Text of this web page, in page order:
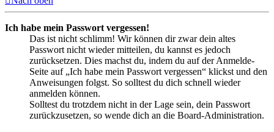
Ich habe mein Passwort vergessen!
Das ist nicht schlimm! Wir können dir zwar dein altes
Passwort nicht wieder mitteilen, du kannst es jedoch
zurücksetzen. Dies machst du, indem du auf der Anmelde-
Seite auf „Ich habe mein Passwort vergessen“ klickst und den
Anweisungen folgst. So solltest du dich schnell wieder
anmelden können.
Solltest du trotzdem nicht in der Lage sein, dein Passwort
zurückzusetzen, so wende dich an die Board-Administration.